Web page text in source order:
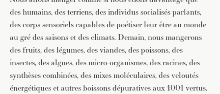
des humains, des terriens, des individus socialisés parlants,
des corps sensoriels capables de poétiser leur être au monde
au gré des saisons et des climats. Demain, nous mangerons
des fruits, des légumes, des viandes, des poissons, des
insectes, des algues, des micro-organismes, des racines, des
synthèses combinées, des mixes moléculaires, des veloutés
énergétiques et autres boissons dépuratives aux 1001 vertus.